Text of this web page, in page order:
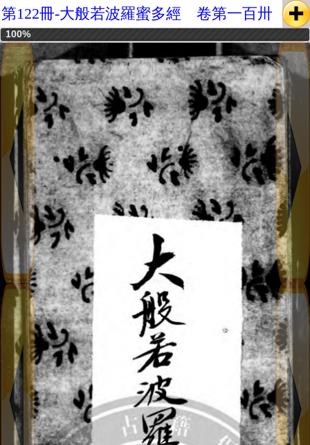
第122冊-大般若波羅蜜多經 卷第一百卅
100%